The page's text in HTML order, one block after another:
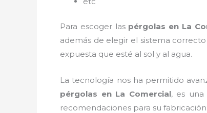
Para escoger las pérgolas en La
además de elegir el sistema
expuesta que esté al sol y al agua.
La tecnología nos ha permitido
pérgolas en La Comercial, es una
recomendaciones para su fabricación: